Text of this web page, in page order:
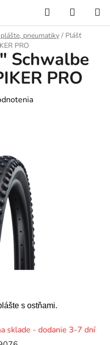
Hľadať
KOŠÍK
pneumatiky / Plášť
PRO
s ostňami.
sklade - dodanie 3-7 dní
Schwalbe
PRO